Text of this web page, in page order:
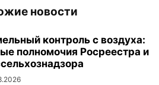
новости
контроль с воздуха:
полномочия Росреестра и